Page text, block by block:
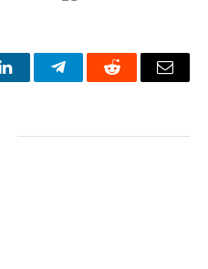
LinkedInTelegramReddit Email